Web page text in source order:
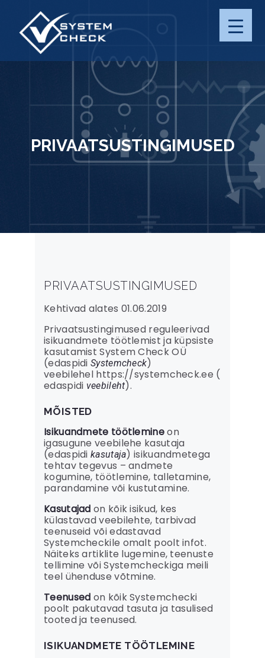
SERVICES
PRIVACY
PRIVAATSUSTINGIMUSED
PRIVAATSUSTINGIMUSED
Kehtivad alates 01.06.2019
Privaatsustingimused reguleerivad
isikuandmete töötlemist ja küpsiste
kasutamist System Check OÜ
(edaspidiSystemcheck)
veebilehel https://systemcheck.ee (
edaspidi veebileht).
MÕISTED
Isikuandmete töötlemineon
igasugune veebilehe kasutaja
(edaspidikasutaja) isikuandmetega
tehtav tegevus – andmete
kogumine, töötlemine, talletamine,
parandamine või kustutamine.
Kasutajad on kõik isikud, kes
külastavad veebilehte, tarbivad
teenuseid või edastavad
Systemcheckile omalt poolt infot.
Näiteks artiklite lugemine, teenuste
tellimine või Systemcheckiga meili
teel ühenduse võtmine.
Teenused on kõik Systemchecki
poolt pakutavad tasuta ja tasulised
tooted ja teenused.
ISIKUANDMETE TÖÖTLEMINE